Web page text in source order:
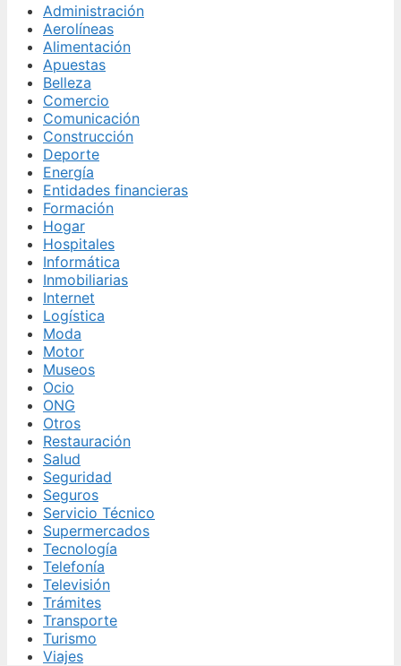
Administración
Aerolíneas
Alimentación
Apuestas
Belleza
Comercio
Comunicación
Construcción
Deporte
Energía
Entidades financieras
Formación
Hogar
Hospitales
Informática
Inmobiliarias
Internet
Logística
Moda
Motor
Museos
Ocio
ONG
Otros
Restauración
Salud
Seguridad
Seguros
Servicio Técnico
Supermercados
Tecnología
Telefonía
Televisión
Trámites
Transporte
Turismo
Viajes